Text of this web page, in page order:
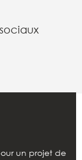
un projet de